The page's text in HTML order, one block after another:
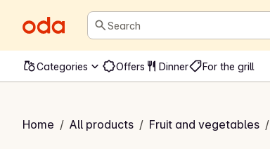
Search
Categories Offers Dinner For the grill
Home / All products / Fruit and vegetables /
Kruspersille